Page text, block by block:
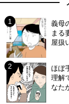
義母
まる
屋扱
ほぼ
理解
なた